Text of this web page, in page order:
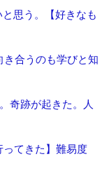
思う。【好きなも
合うのも学びと知
奇跡が起きた。人
ってきた】難易度